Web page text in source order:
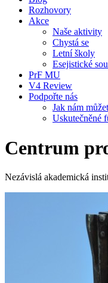
Rozhovory
Akce
Naše aktivity
Chystá se
Letní školy
Esejistické
PrF MU
V4 Review
Podpořte nás
Jak nám
Uskutečněné
Centrum
Nezávislá akademická